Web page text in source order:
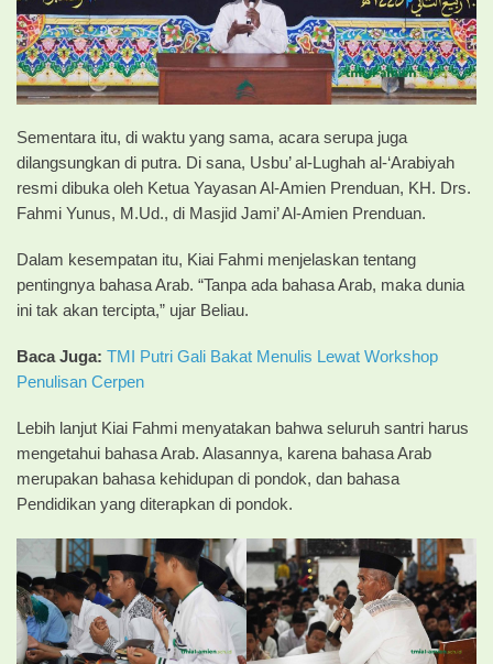
Sementara itu, di waktu yang sama, acara serupa juga
dilangsungkan di putra. Di sana, Usbu’ al-Lughah al-‘Arabiyah
resmi dibuka oleh Ketua Yayasan Al-Amien Prenduan, KH. Drs.
Fahmi Yunus, M.Ud., di Masjid Jami’ Al-Amien Prenduan.
Dalam kesempatan itu, Kiai Fahmi menjelaskan tentang
pentingnya bahasa Arab. “Tanpa ada bahasa Arab, maka dunia
ini tak akan tercipta,” ujar Beliau.
Baca Juga: TMI Putri Gali Bakat Menulis Lewat Workshop
Penulisan Cerpen
Lebih lanjut Kiai Fahmi menyatakan bahwa seluruh santri harus
mengetahui bahasa Arab. Alasannya, karena bahasa Arab
merupakan bahasa kehidupan di pondok, dan bahasa
Pendidikan yang diterapkan di pondok.